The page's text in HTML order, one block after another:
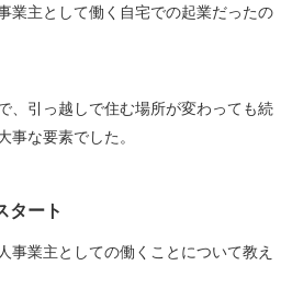
業主として働く自宅での起業だったの
、引っ越しで住む場所が変わっても続
事な要素でした。
タート
業主としての働くことについて教え